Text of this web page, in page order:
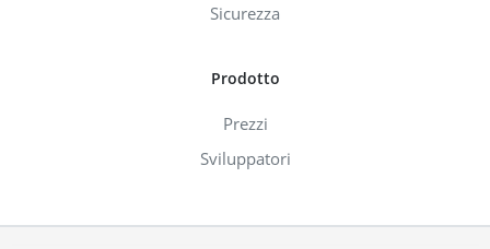
Sicurezza
Prodotto
Prezzi
Sviluppatori